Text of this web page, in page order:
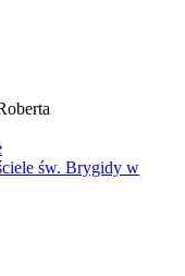
św. Brygidy w